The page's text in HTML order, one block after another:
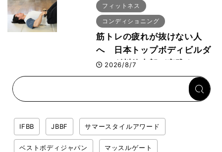
者が解説！
フィットネス
コンディショニング
筋トレの疲れが抜けない人
へ 日本トップボディビルダ
ー・刈川啓志郎が実践する
「回復習慣」
2026/8/7
IFBB JBBF サマースタイルアワード
ベストボディジャパン マッスルゲート